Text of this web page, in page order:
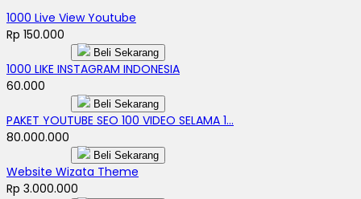
1000 Live View Youtube
Rp 150.000
Beli Sekarang
1000 LIKE INSTAGRAM INDONESIA
60.000
Beli Sekarang
PAKET YOUTUBE SEO 100 VIDEO SELAMA 1...
80.000.000
Beli Sekarang
Website Wizata Theme
Rp 3.000.000